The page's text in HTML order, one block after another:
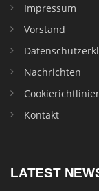
Impressum
Vorstand
Nachrichten
Kontakt
LATEST